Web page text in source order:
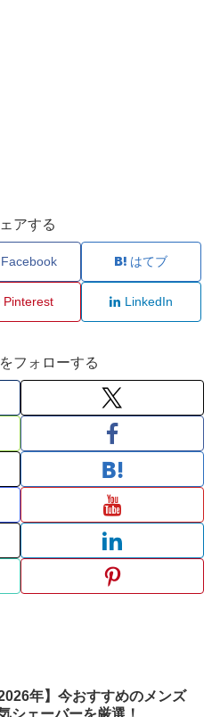
アする
Facebook はてブ
Pinterest LinkedIn
フォローする
2026年】今おすすめのメンズ
シェーバーを厳選！